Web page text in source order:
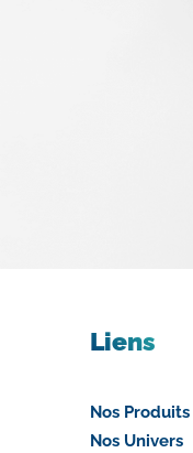
Liens
Nos Produits
Nos Univers